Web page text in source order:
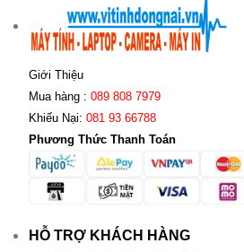
Giới Thiệu
Mua hàng : 089 808 7979
Khiếu Nại: 081 93 66788
Phương Thức Thanh Toán
HỖ TRỢ KHÁCH HÀNG